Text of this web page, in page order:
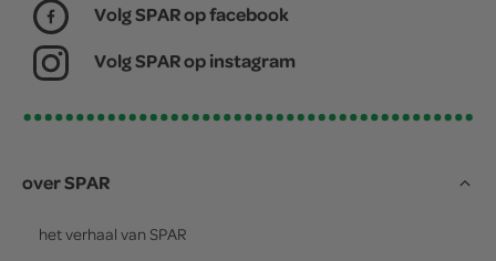
Volg SPAR op facebook
Volg SPAR op instagram
over SPAR
het verhaal van SPAR